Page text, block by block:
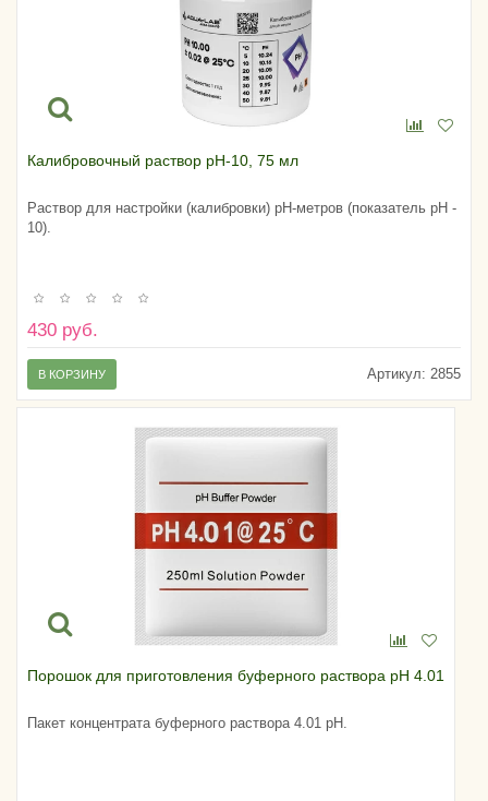
Калибровочный раствор pH-10, 75 мл
Раствор для настройки (калибровки) pH-метров (показатель pH -
10).
430 руб.
Артикул: 2855
В КОРЗИНУ
Порошок для приготовления буферного раствора pH 4.01
Пакет концентрата буферного раствора 4.01 pH.